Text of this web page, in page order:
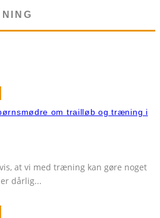
om trailløb og træning i
at vi med træning kan gøre noget
dårlig...